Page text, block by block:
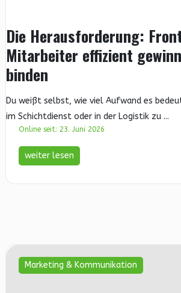
Die Herausforderung:
Mitarbeiter effizient
binden
Du weißt selbst, wie viel Aufwand es
im Schichtdienst oder in der Logistik zu ...
Online seit: 23. Juni 2026
weiter lesen
Marketing & Kommunikation